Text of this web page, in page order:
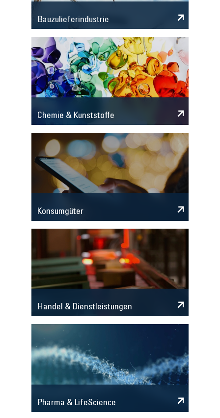
Bauzulieferindustrie
Chemie & Kunststoffe
Konsumgüter
Handel & Dienstleistungen
Pharma & LifeScience